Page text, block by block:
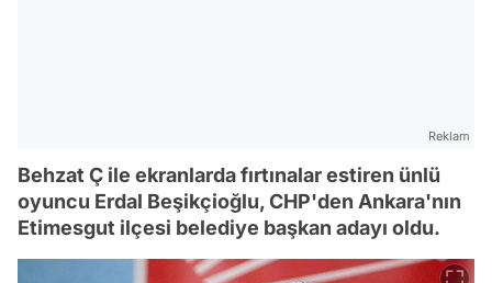
Reklam
Behzat Ç ile ekranlarda fırtınalar estiren ünlü
oyuncu Erdal Beşikçioğlu, CHP'den Ankara'nın
Etimesgut ilçesi belediye başkan adayı oldu.